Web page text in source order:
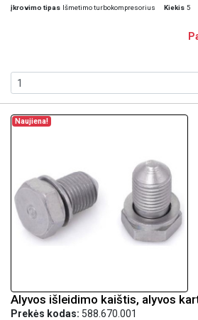
įkrovimo tipas Išmetimo turbokompresorius Kiekis 5
Naujiena!
Alyvos išleidimo kaištis, alyvos
Prekės kodas: 588.670.001